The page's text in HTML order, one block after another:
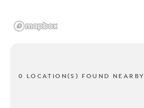
0 LOCATION(S) FOUND NEARBY